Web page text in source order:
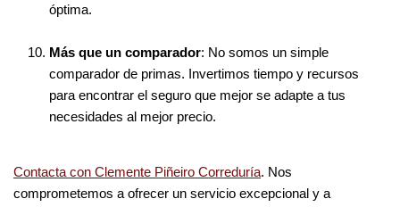
óptima.
Más que un comparador: No somos un simple
comparador de primas. Invertimos tiempo y recursos
para encontrar el seguro que mejor se adapte a tus
necesidades al mejor precio.
Contacta con Clemente Piñeiro Correduría. Nos
comprometemos a ofrecer un servicio excepcional y a